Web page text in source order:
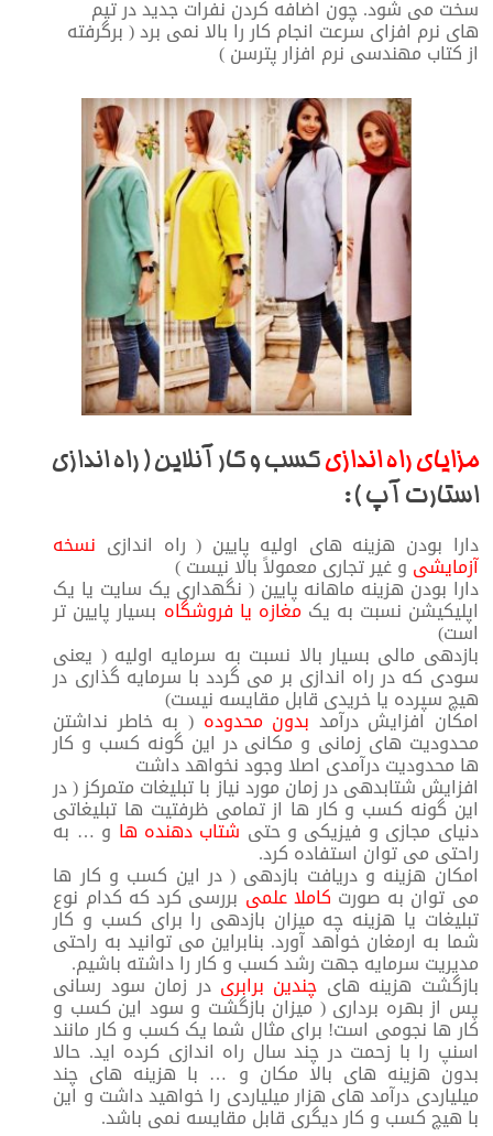
سخت می شود. چون اضافه کردن نفرات جدید در تیم
های نرم افزای سرعت انجام کار را بالا نمی برد ( برگرفته
از کتاب مهندسی نرم افزار پترسن )
مزایای راه اندازیکسب و کار آنلاین ( راه اندازی
استارت آپ ) :
دارا بودن هزینه های اولیه پایین ( راه اندازی نسخه
آزمایشیو غیر تجاری معمولاً بالا نیست )
دارا بودن هزینه ماهانه پایین ( نگهداری یک سایت یا یک
اپلیکیشن نسبت به یکمغازه یا فروشگاه بسیار پایین تر
است)
بازدهی مالی بسیار بالا نسبت به سرمایه اولیه ( یعنی
سودی که در راه اندازی بر می گردد با سرمایه گذاری در
هیچ سپرده یا خریدی قابل مقایسه نیست)
امکان افزایش درآمد بدون محدوده ( به خاطر نداشتن
محدودیت های زمانی و مکانی در این گونه کسب و کار
ها محدودیت درآمدی اصلا وجود نخواهد داشت
افزایش شتابدهی در زمان مورد نیاز با تبلیغات متمرکز ( در
این گونه کسب و کار ها از تمامی ظرفتیت ها تبلیغاتی
دنیای مجازی و فیزیکی و حتی شتاب دهنده ها و … به
راحتی می توان استفاده کرد.
امکان هزینه و دریافت بازدهی ( در این کسب و کار ها
می توان به صورت کاملا علمی بررسی کرد که کدام نوع
تبلیغات یا هزینه چه میزان بازدهی را برای کسب و کار
شما به ارمغان خواهد آورد. بنابراین می توانید به راحتی
مدیریت سرمایه جهت رشد کسب و کار را داشته باشیم.
بازگشت هزینه های چندین برابری در زمان سود رسانی
پس از بهره برداری ( میزان بازگشت و سود این کسب و
کار ها نجومی است! برای مثال شما یک کسب و کار مانند
اسنپ را با زحمت در چند سال راه اندازی کرده اید. حالا
بدون هزینه های بالا مکان و … با هزینه های چند
میلیاردی درآمد های هزار میلیاردی را خواهید داشت و این
با هیچ کسب و کار دیگری قابل مقایسه نمی باشد.